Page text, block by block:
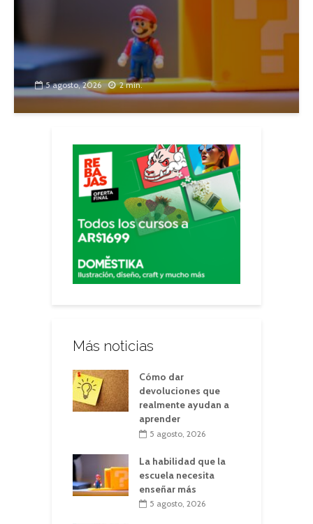
5 agosto, 2026 2 min.
Más noticias
Cómo dar
devoluciones que
realmente ayudan a
aprender
5 agosto, 2026
La habilidad que la
escuela necesita
enseñar más
5 agosto, 2026